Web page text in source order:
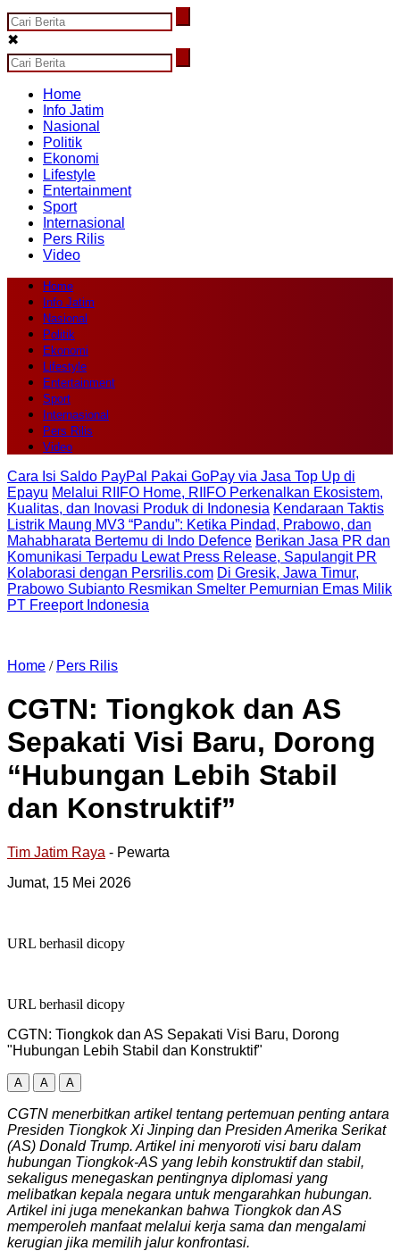
✖
Home
Info Jatim
Nasional
Politik
Ekonomi
Lifestyle
Entertainment
Sport
Internasional
Pers Rilis
Video
Home
Info Jatim
Nasional
Politik
Ekonomi
Lifestyle
Entertainment
Sport
Internasional
Pers Rilis
Video
Cara Isi Saldo PayPal Pakai GoPay via Jasa Top Up di
Epayu Melalui RIIFO Home, RIIFO Perkenalkan Ekosistem,
Kualitas, dan Inovasi Produk di Indonesia Kendaraan Taktis
Listrik Maung MV3 “Pandu”: Ketika Pindad, Prabowo, dan
Mahabharata Bertemu di Indo Defence Berikan Jasa PR dan
Komunikasi Terpadu Lewat Press Release, Sapulangit PR
Kolaborasi dengan Persrilis.com Di Gresik, Jawa Timur,
Prabowo Subianto Resmikan Smelter Pemurnian Emas Milik
PT Freeport Indonesia
Home / Pers Rilis
CGTN: Tiongkok dan AS
Sepakati Visi Baru, Dorong
“Hubungan Lebih Stabil
dan Konstruktif”
Tim Jatim Raya - Pewarta
Jumat, 15 Mei 2026
URL berhasil dicopy
URL berhasil dicopy
CGTN: Tiongkok dan AS Sepakati Visi Baru, Dorong
"Hubungan Lebih Stabil dan Konstruktif"
A A A
CGTN menerbitkan artikel tentang pertemuan penting antara
Presiden Tiongkok Xi Jinping dan Presiden Amerika Serikat
(AS) Donald Trump. Artikel ini menyoroti visi baru dalam
hubungan Tiongkok-AS yang lebih konstruktif dan stabil,
sekaligus menegaskan pentingnya diplomasi yang
melibatkan kepala negara untuk mengarahkan hubungan.
Artikel ini juga menekankan bahwa Tiongkok dan AS
memperoleh manfaat melalui kerja sama dan mengalami
kerugian jika memilih jalur konfrontasi.